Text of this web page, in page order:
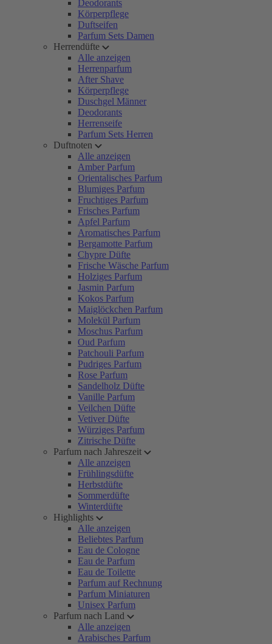
Deodorants
Körperpflege
Duftseifen
Parfum Sets Damen
Herrendüfte
Alle anzeigen
Herrenparfum
After Shave
Körperpflege
Duschgel Männer
Deodorants
Herrenseife
Parfum Sets Herren
Duftnoten
Alle anzeigen
Amber Parfum
Orientalisches Parfum
Blumiges Parfum
Fruchtiges Parfum
Frisches Parfum
Apfel Parfum
Aromatisches Parfum
Bergamotte Parfum
Chypre Düfte
Frische Wäsche Parfum
Holziges Parfum
Jasmin Parfum
Kokos Parfum
Maiglöckchen Parfum
Molekül Parfum
Moschus Parfum
Oud Parfum
Patchouli Parfum
Pudriges Parfum
Rose Parfum
Sandelholz Düfte
Vanille Parfum
Veilchen Düfte
Vetiver Düfte
Würziges Parfum
Zitrische Düfte
Parfum nach Jahreszeit
Alle anzeigen
Frühlingsdüfte
Herbstdüfte
Sommerdüfte
Winterdüfte
Highlights
Alle anzeigen
Beliebtes Parfum
Eau de Cologne
Eau de Parfum
Eau de Toilette
Parfum auf Rechnung
Parfum Miniaturen
Unisex Parfum
Parfum nach Land
Alle anzeigen
Arabisches Parfum